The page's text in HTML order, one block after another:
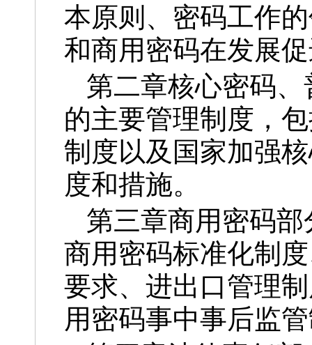
本原则、密码工作
和商用密码在发展
第二章核心密码
的主要管理制度，
制度以及国家加强
度和措施。
第三章商用密码
商用密码标准化制
要求、进出口管理
用密码事中事后监